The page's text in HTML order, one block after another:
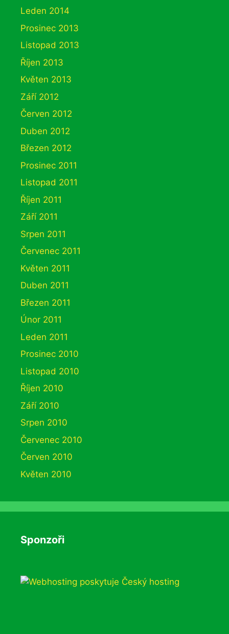
Leden 2014
Prosinec 2013
Listopad 2013
Říjen 2013
Květen 2013
Září 2012
Červen 2012
Duben 2012
Březen 2012
Prosinec 2011
Listopad 2011
Říjen 2011
Září 2011
Srpen 2011
Červenec 2011
Květen 2011
Duben 2011
Březen 2011
Únor 2011
Leden 2011
Prosinec 2010
Listopad 2010
Říjen 2010
Září 2010
Srpen 2010
Červenec 2010
Červen 2010
Květen 2010
Sponzoři